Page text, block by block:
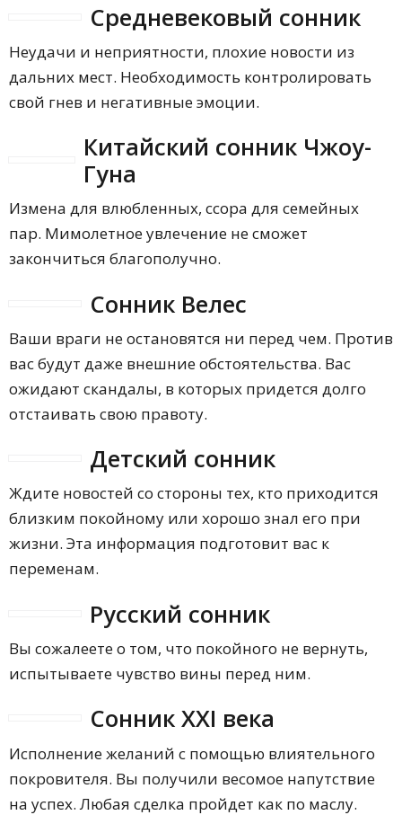
Средневековый сонник
Неудачи и неприятности, плохие новости из
дальних мест. Необходимость контролировать
свой гнев и негативные эмоции.
Китайский сонник Чжоу-
Гуна
Измена для влюбленных, ссора для семейных
пар. Мимолетное увлечение не сможет
закончиться благополучно.
Сонник Велес
Ваши враги не остановятся ни перед чем. Против
вас будут даже внешние обстоятельства. Вас
ожидают скандалы, в которых придется долго
отстаивать свою правоту.
Детский сонник
Ждите новостей со стороны тех, кто приходится
близким покойному или хорошо знал его при
жизни. Эта информация подготовит вас к
переменам.
Русский сонник
Вы сожалеете о том, что покойного не вернуть,
испытываете чувство вины перед ним.
Сонник XXI века
Исполнение желаний с помощью влиятельного
покровителя. Вы получили весомое напутствие
на успех. Любая сделка пройдет как по маслу.